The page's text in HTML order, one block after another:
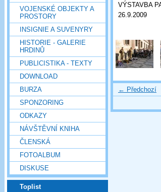
VOJENSKÉ OBJEKTY A
PROSTORY
INSIGNIE A SUVENYRY
HISTORIE - GALERIE
HRDINŮ
PUBLICISTIKA - TEXTY
DOWNLOAD
BURZA
SPONZORING
ODKAZY
NÁVŠTĚVNÍ KNIHA
ČLENSKÁ
FOTOALBUM
DISKUSE
Toplist
VÝSTAVBA
26.9.2009
← Předchozí